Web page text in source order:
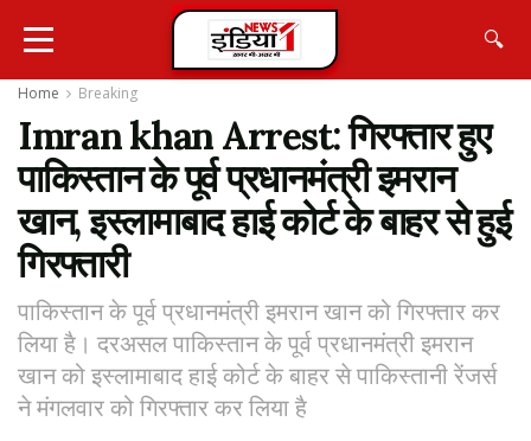
🔍
Home Breaking
Imran khan Arrest: गिरफ्तार हुए
पाकिस्तान के पूर्व प्रधानमंत्री इमरान
खान, इस्लामाबाद हाई कोर्ट के बाहर से हुई
गिरफ्तारी
पाकिस्तान के पूर्व प्रधानमंत्री इमरान खान को गिरफ्तार कर
लिया है। दरअसल पाकिस्तान के पूर्व प्रधानमंत्री इमरान
खान को इस्लामाबाद हाई कोर्ट के बाहर से पाकिस्तानी रेंजर्स
ने मंगलवार को गिरफ्तार कर लिया है